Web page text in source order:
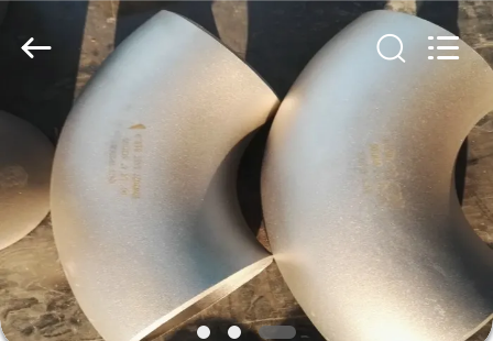
HUIS
PRODUCTEN
ONGEVEER
ONS
GROUP
CHINA.